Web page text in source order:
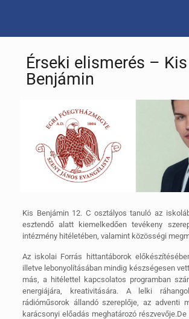
Érseki elismerés – Kis
Benjámin
Kis Benjámin 12. C osztályos tanuló az
esztendő alatt kiemelkedően tevékeny
intézmény hitéletében, valamint közösségi
Az iskolai Forrás hittantáborok
illetve lebonyolításában mindig készségesen
más, a hitélettel kapcsolatos programban
energiájára, kreativitására. A lelki
rádióműsorok állandó szereplője, az adventi
karácsonyi előadás meghatározó